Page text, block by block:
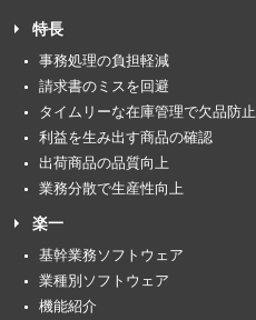
特長
事務処理の負担軽減
請求書のミスを回避
タイムリーな在庫管理で欠品防止
利益を生み出す商品の確認
出荷商品の品質向上
業務分散で生産性向上
楽一
基幹業務ソフトウェア
業種別ソフトウェア
機能紹介